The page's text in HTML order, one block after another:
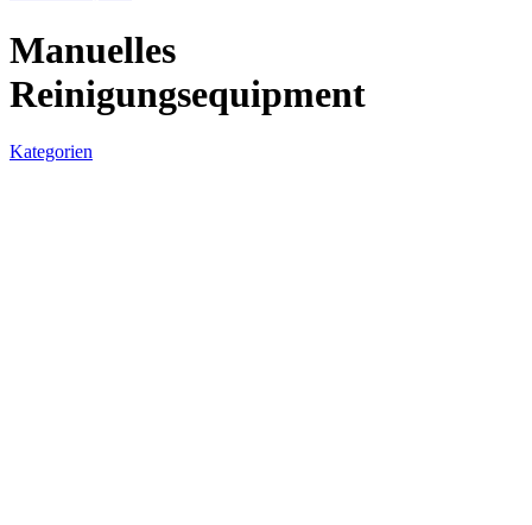
Manuelles
Reinigungsequipment
Kategorien